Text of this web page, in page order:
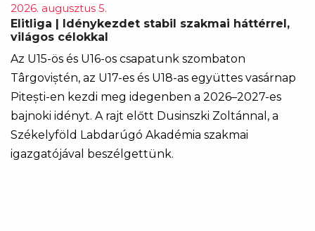
2026. augusztus 5.
Elitliga | Idénykezdet stabil szakmai háttérrel,
világos célokkal
Az U15-ös és U16-os csapatunk szombaton
Târgoviștén, az U17-es és U18-as együttes vasárnap
Pitești-en kezdi meg idegenben a 2026–2027-es
bajnoki idényt. A rajt előtt Dusinszki Zoltánnal, a
Székelyföld Labdarúgó Akadémia szakmai
igazgatójával beszélgettünk.